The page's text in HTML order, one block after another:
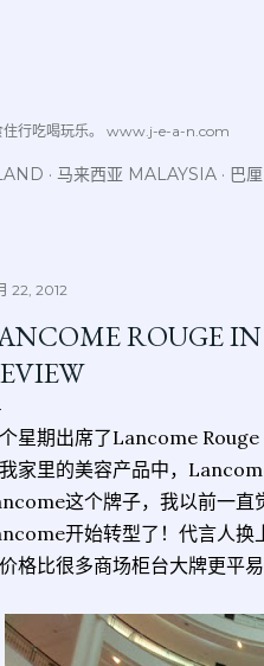
住行吃喝玩乐。 www.j-e-a-n.com
马来西亚 MALAYSIA 巴
22, 2012
ROUGE
星期出席了Lancome Rouge
家里的美容产品中，
这个牌子，我以前一直
开始转型了！代言人换
格比很多商场柜台大牌更平